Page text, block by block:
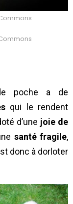
poche a de
qui le rendent
d’une joie de
santé fragile,
donc à dorloter